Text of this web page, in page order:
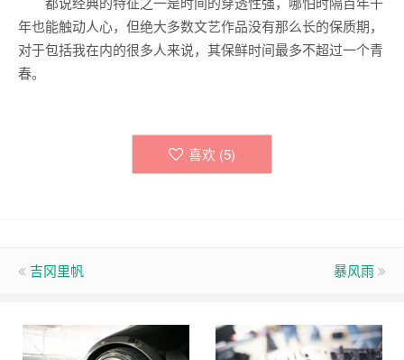
年也能触动人心，但绝大多数文艺作品没有那么长的保质期，
对于包括我在内的很多人来说，其保鲜时间最多不超过一个青
春。
喜欢 (5)
吉冈里帆 暴风雨